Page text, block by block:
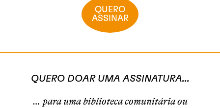
QUERO
ASSINAR
QUERO DOAR UMA ASSINATURA...
… para uma biblioteca comunitária ou